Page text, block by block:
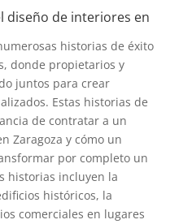
diseño de interiores en
historias de éxito
donde propietarios y
juntos para crear
Estas historias de
de contratar a un
Zaragoza y cómo un
por completo un
historias incluyen la
históricos, la
comerciales en lugares